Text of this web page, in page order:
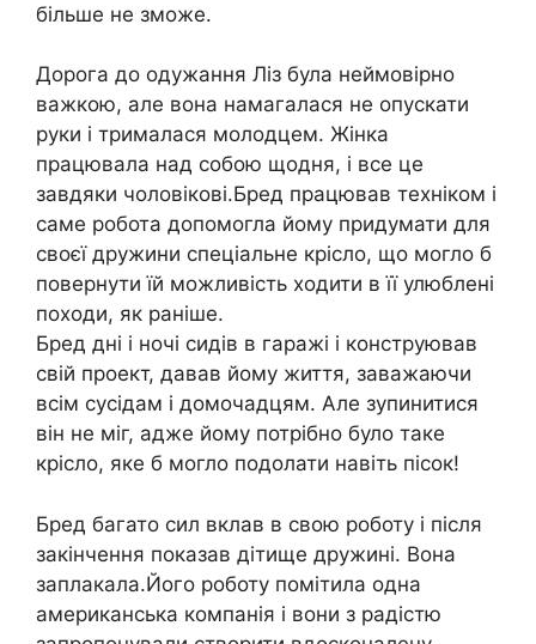
більше не зможе.
Дорога до одужання Ліз була неймовірно
важкою, але вона намагалася не опускати
руки і трималася молодцем. Жінка
працювала над собою щодня, і все це
завдяки чоловікові.Бред працював техніком і
саме робота допомогла йому придумати для
своєї дружини спеціальне крісло, що могло б
повернути їй можливість ходити в її улюблені
походи, як раніше.
Бред дні і ночі сидів в гаражі і конструював
свій проект, давав йому життя, заважаючи
всім сусідам і домочадцям. Але зупинитися
він не міг, адже йому потрібно було таке
крісло, яке б могло подолати навіть пісок!
Бред багато сил вклав в свою роботу і після
закінчення показав дітище дружині. Вона
заплакала.Його роботу помітила одна
американська компанія і вони з радістю